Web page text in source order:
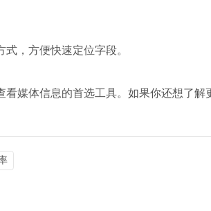
，方便快速定位字段。
媒体信息的首选工具。如果你还想了解